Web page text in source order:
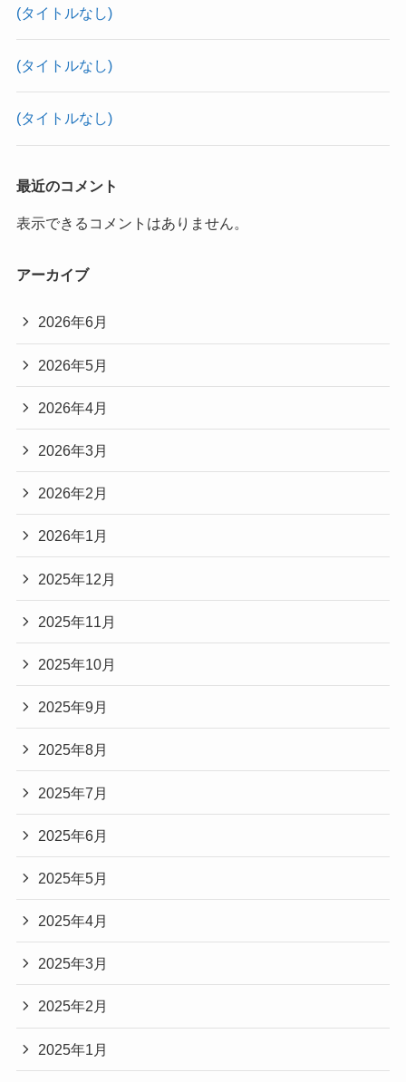
(タイトルなし)
(タイトルなし)
(タイトルなし)
最近のコメント
表示できるコメントはありません。
アーカイブ
2026年6月
2026年5月
2026年4月
2026年3月
2026年2月
2026年1月
2025年12月
2025年11月
2025年10月
2025年9月
2025年8月
2025年7月
2025年6月
2025年5月
2025年4月
2025年3月
2025年2月
2025年1月